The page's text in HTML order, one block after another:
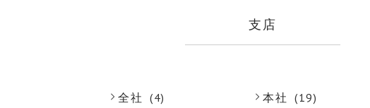
支店
全社 (4) 本社
(19)